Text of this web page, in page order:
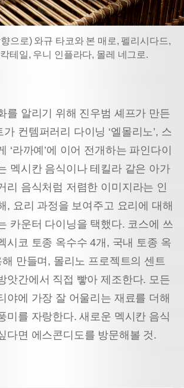
으로) 와규 타코와 본 매로, 펠리시다드,
테일, 우니 인플라다, 몰레 네그로.
를 알리기 위해 진우범 셰프가 만든
컨템퍼러리 다이닝 ‘엘몰리노’, 스
‘라까예’에 이어 전개하는 파인다이
멕시칸 음식이나 테킬라 같은 아가
리 음식처럼 저렴한 이미지라는 인
, 요리 과정을 보여주고 요리에 대해
카운터 다이닝을 택했다. 코스에 쓰
시코 토종 옥수수 4개, 국내 토종 옥
만들며, 몰리노 프로젝트의 센트
앗간에서 직접 빻아 제조한다. 모든
야에 가장 잘 어울리는 재료를 더해
미를 자랑한다. 새로운 멕시칸 음식
다면 에스콘디도를 방문해볼 것.